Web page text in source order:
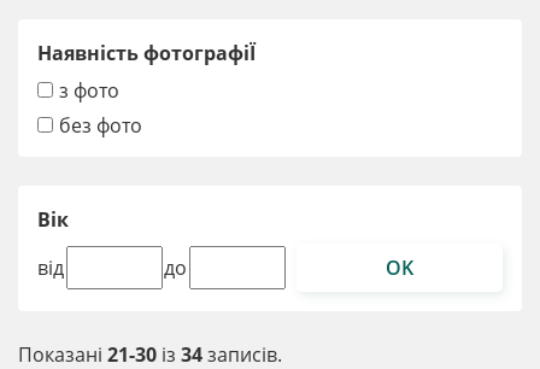
Показані 21-30 із 34записів.
Наявність фотографіЇ
з фото
без фото
Вік
від
до OK